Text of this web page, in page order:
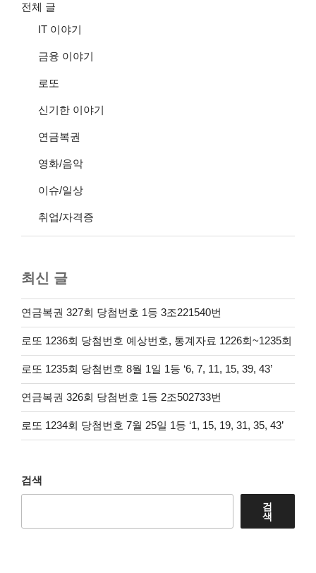
전체 글
IT 이야기
금융 이야기
로또
신기한 이야기
연금복권
영화/음악
이슈/일상
취업/자격증
최신 글
연금복권 327회 당첨번호 1등 3조221540번
로또 1236회 당첨번호 예상번호, 통계자료 1226회~1235회
로또 1235회 당첨번호 8월 1일 1등 ‘6, 7, 11, 15, 39, 43’
연금복권 326회 당첨번호 1등 2조502733번
로또 1234회 당첨번호 7월 25일 1등 ‘1, 15, 19, 31, 35, 43’
검색
검
색